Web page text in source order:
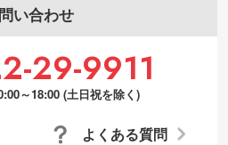
い合わせ
29-9911
～18:00 (土日祝を除く)
よくある質問